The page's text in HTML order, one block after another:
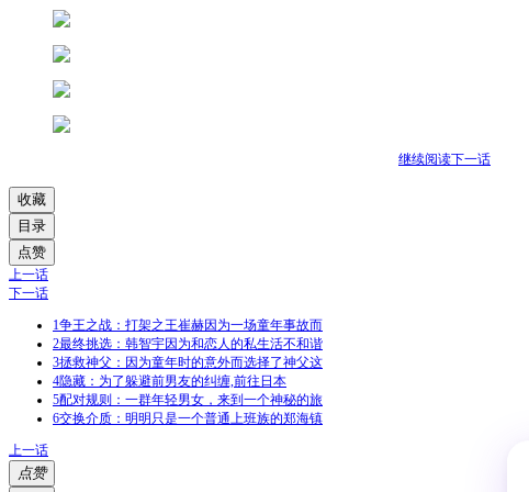
继续阅读下一话
收藏
目录
点赞
上一话
下一话
1争王之战：打架之王崔赫因为一场童年事故而
2最终挑选：韩智宇因为和恋人的私生活不和谐
3拯救神父：因为童年时的意外而选择了神父这
4隐藏：为了躲避前男友的纠缠,前往日本
5配对规则：一群年轻男女，来到一个神秘的旅
6交换介质：明明只是一个普通上班族的郑海镇
上一话
点赞